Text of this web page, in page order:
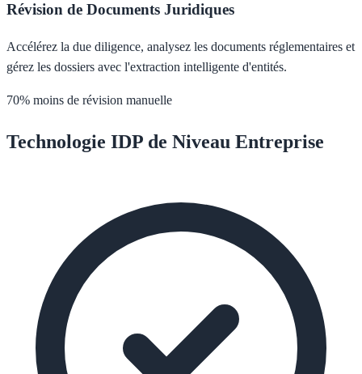
Révision de Documents Juridiques
Accélérez la due diligence, analysez les documents réglementaires et
gérez les dossiers avec l'extraction intelligente d'entités.
70% moins de révision manuelle
Technologie IDP de Niveau Entreprise